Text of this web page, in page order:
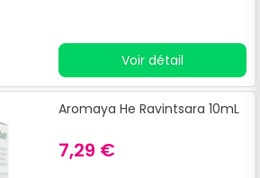
Voir détail
Aromaya He Ravintsara 10mL
7,29 €